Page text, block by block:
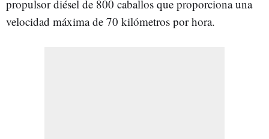
propulsor diésel de 800 caballos que proporciona una
velocidad máxima de 70 kilómetros por hora.